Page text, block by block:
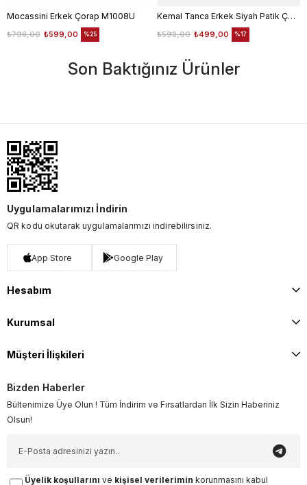
Mocassini Erkek Çorap M1008U
₺599,00
₺798,00 %25
Kemal Tanca Erkek Siyah Patik Çorap
₺499,00
₺598,00 %17
Son Baktığınız Ürünler
Uygulamalarımızı İndirin
QR kodu okutarak uygulamalarımızı indirebilirsiniz.
App Store Google Play
Hesabım
Kurumsal
Müşteri İlişkileri
Bizden Haberler
Bültenimize Üye Olun ! Tüm İndirim ve Fırsatlardan İlk Sizin Haberiniz
Olsun!
Üyelik koşullarını ve kişisel verilerimin korunmasını kabul